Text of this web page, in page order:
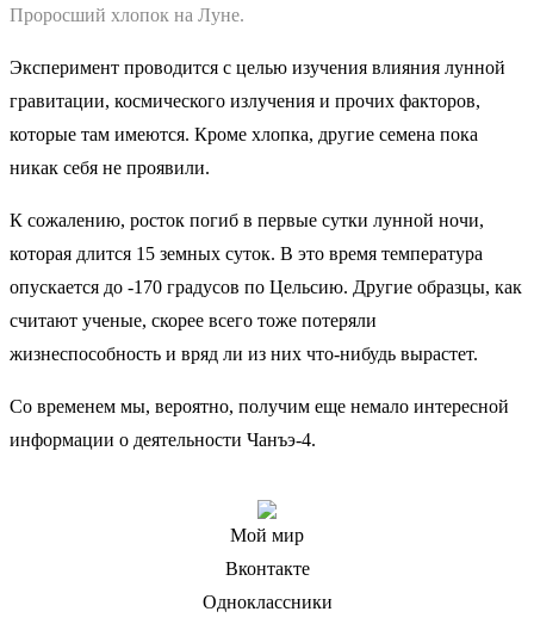
Проросший хлопок на Луне.
Эксперимент проводится с целью изучения влияния лунной
гравитации, космического излучения и прочих факторов,
которые там имеются. Кроме хлопка, другие семена пока
никак себя не проявили.
К сожалению, росток погиб в первые сутки лунной ночи,
которая длится 15 земных суток. В это время температура
опускается до -170 градусов по Цельсию. Другие образцы, как
считают ученые, скорее всего тоже потеряли
жизнеспособность и вряд ли из них что-нибудь вырастет.
Со временем мы, вероятно, получим еще немало интересной
информации о деятельности Чанъэ-4.
Мой мир
Вконтакте
Одноклассники